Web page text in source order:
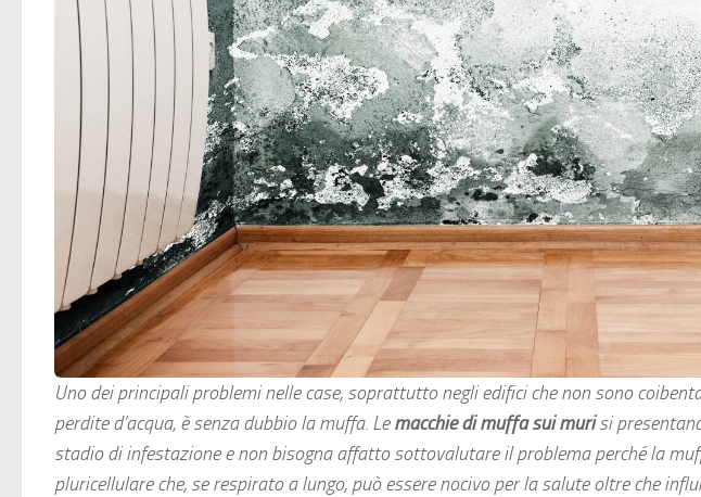
Uno dei principali problemi nelle case, soprattutto negli edifici che non sono
perdite d’acqua, è senza dubbio la muffa. Lemacchie di muffa sui murisi
stadio di infestazione e non bisogna affatto sottovalutare il problema perché la
pluricellulare che, se respirato a lungo, può essere nocivo per la salute oltre che